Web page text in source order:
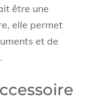
être une
elle permet
et de